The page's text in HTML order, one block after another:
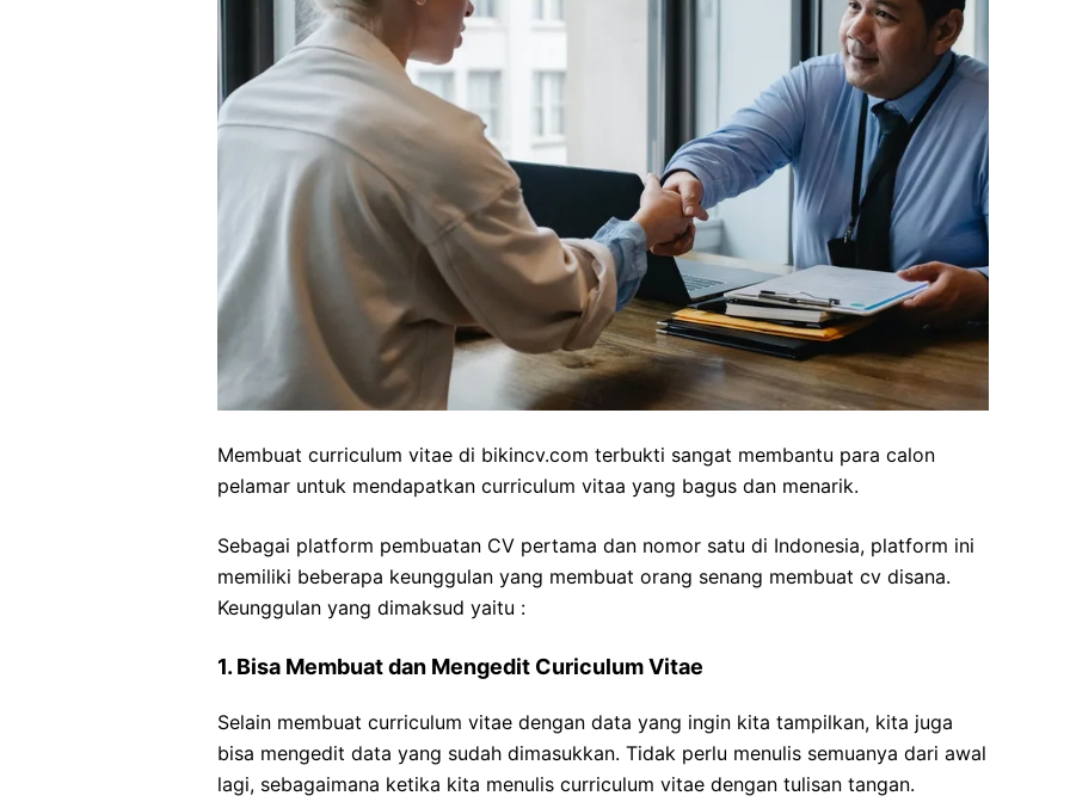
Membuat curriculum vitae di bikincv.com terbukti sangat membantu para calon
pelamar untuk mendapatkan curriculum vitaa yang bagus dan menarik.
Sebagai platform pembuatan CV pertama dan nomor satu di Indonesia, platform ini
memiliki beberapa keunggulan yang membuat orang senang membuat cv disana.
Keunggulan yang dimaksud yaitu :
1. Bisa Membuat dan Mengedit Curiculum Vitae
Selain membuat curriculum vitae dengan data yang ingin kita tampilkan, kita juga
bisa mengedit data yang sudah dimasukkan. Tidak perlu menulis semuanya dari awal
lagi, sebagaimana ketika kita menulis curriculum vitae dengan tulisan tangan.